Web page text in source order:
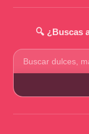
🔍 ¿Buscas
Buscar
productos